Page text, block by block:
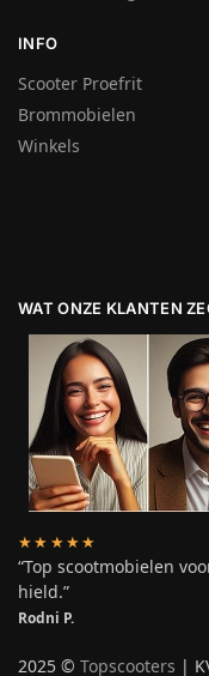
INFO
Scooter Proefrit
Brommobielen
Winkels
WAT ONZE KLANTEN
★★★★★
“Top scootmobielen
hield.”
Rodni P.
2025 © Topscooters |